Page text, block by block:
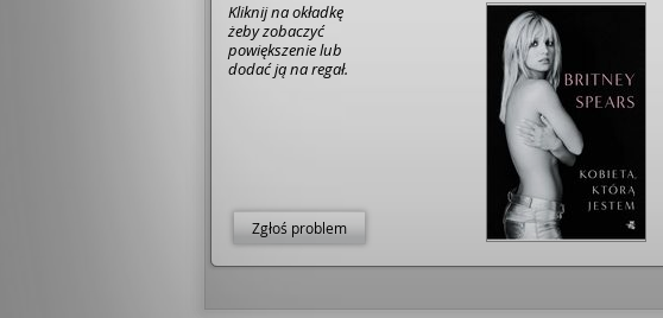
Kliknij na okładkę
żeby zobaczyć
powiększenie lub
dodać ją na regał.
Zgłoś problem